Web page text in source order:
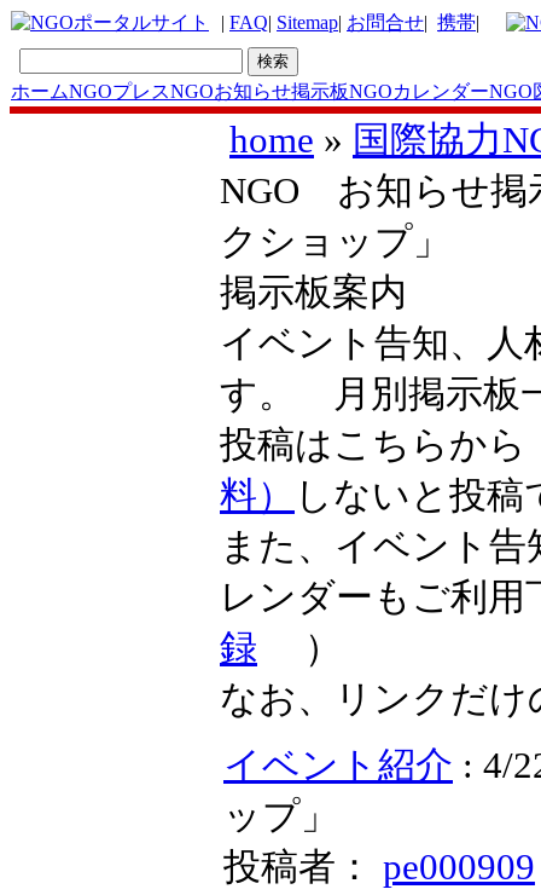
| FAQ| Sitemap| お問合せ| 携帯|
ホームNGOプレスNGOお知らせ掲示板NGOカレンダーNGO
home » 国際協力
NGO お知らせ掲
クショップ」
掲示板案内
イベント告知、人
す。 月別掲示
投稿はこちらか
料）
しないと投
また、イベント
レンダーもご利
録 ）
なお、リンクだ
イベント紹介 : 4/
ップ」
投稿者： pe000909